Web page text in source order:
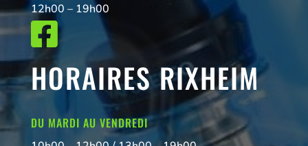
12h00 – 19h00

HORAIRES RIXHEIM
DU MARDI AU VENDREDI